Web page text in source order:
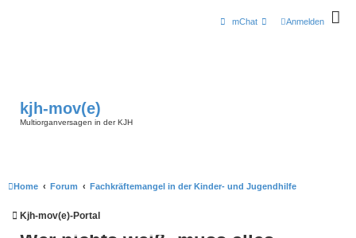
Anmelden
mChat
kjh-mov(e)
Multiorganversagen in der KJH
Home Forum Fachkräftemangel in der Kinder- und Jugendhilfe
Kjh-mov(e)-Portal